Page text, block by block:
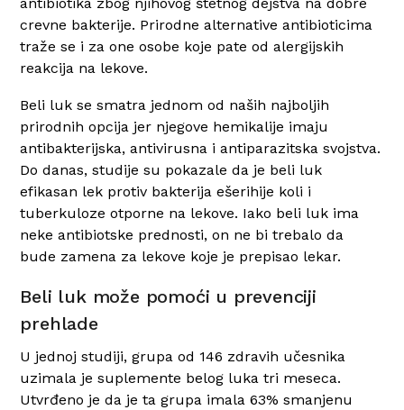
crevne bakterije. Prirodne alternative antibioticima
traže se i za one osobe koje pate od alergijskih
reakcija na lekove.
Beli luk se smatra jednom od naših najboljih
prirodnih opcija jer njegove hemikalije imaju
antibakterijska, antivirusna i antiparazitska svojstva.
Do danas, studije su pokazale da je beli luk
efikasan lek protiv bakterija ešerihije koli i
tuberkuloze otporne na lekove. Iako beli luk ima
neke antibiotske prednosti, on ne bi trebalo da
bude zamena za lekove koje je prepisao lekar.
Beli luk može pomoći u prevenciji
prehlade
U jednoj studiji, grupa od 146 zdravih učesnika
uzimala je suplemente belog luka tri meseca.
Utvrđeno je da je ta grupa imala 63% smanjenu